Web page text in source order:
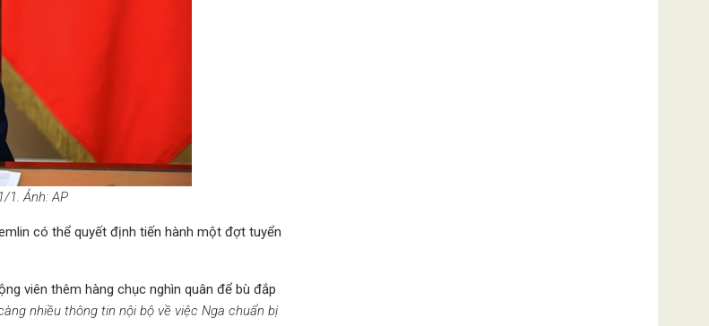
1. Ảnh: AP
có thể quyết định tiến hành một đợt tuyển
viên thêm hàng chục nghìn quân để bù đắp
nhiều thông tin nội bộ về việc Nga chuẩn bị